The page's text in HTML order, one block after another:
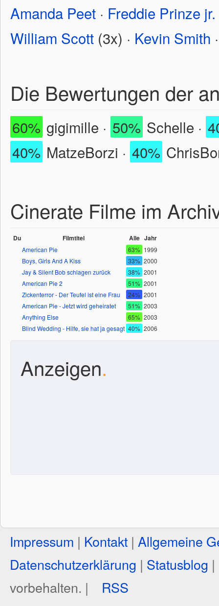
Amanda Peet · Freddie Prinze jr.
William Scott (3x) · Kevin Smith
Die Bewertungen der
60% gigimille · 50% Schelle ·
40% MatzeBorzi · 40%
Cinerate Filme im
Du Filmtitel Alle Jahr
American Pie 63% 1999
Boys, Girls And A Kiss
33% 2000
Jay & Silent Bob schlagen zurück
38% 2001
American Pie 2
51% 2001
Zickenterror - Der Teufel ist eine Frau
24% 2001
American Pie - Jetzt wird geheiratet
51% 2003
Anything Else
65% 2003
Blind Wedding - Hilfe, sie hat ja gesagt 40% 2006
Anzeigen.
Impressum | Kontakt | Allgemeine
Datenschutzerklärung | Statusblog |
vorbehalten. |
RSS